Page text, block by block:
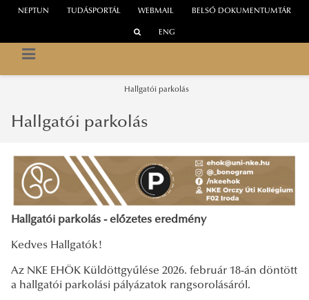
WEBMAIL
NEPTUN TUDÁSPORTÁL BELSŐ DOKUMENTUMTÁR
ENG
Hallgatói parkolás
Hallgatói parkolás
Hallgatói parkolás - előzetes eredmény
Kedves Hallgatók!
Az NKE EHÖK Küldöttgyűlése 2026. február 18-án döntött
a hallgatói parkolási pályázatok rangsorolásáról.